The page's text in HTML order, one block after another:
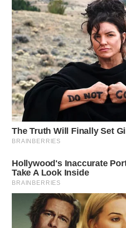
KEPULAUAN
SERIBU
WN
TANGERANG
WN
BINJAI
CIREBON
INDRAMAYU
WN
KUNINGAN
WN